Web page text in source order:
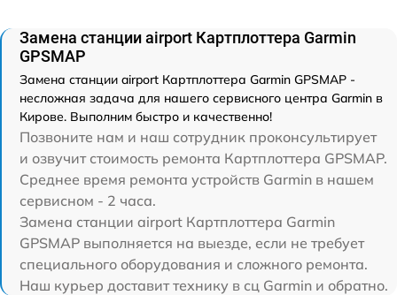
Замена станции airport Картплоттера Garmin
GPSMAP
Замена станции airport Картплоттера Garmin GPSMAP -
несложная задача для нашего сервисного центра Garmin в
Кирове. Выполним быстро и качественно!
Позвоните нам и наш сотрудник проконсультирует
и озвучит стоимость ремонта Картплоттера GPSMAP.
Среднее время ремонта устройств Garmin в нашем
сервисном - 2 часа.
Замена станции airport Картплоттера Garmin
GPSMAP выполняется на выезде, если не требует
специального оборудования и сложного ремонта.
Наш курьер доставит технику в сц Garmin и обратно.